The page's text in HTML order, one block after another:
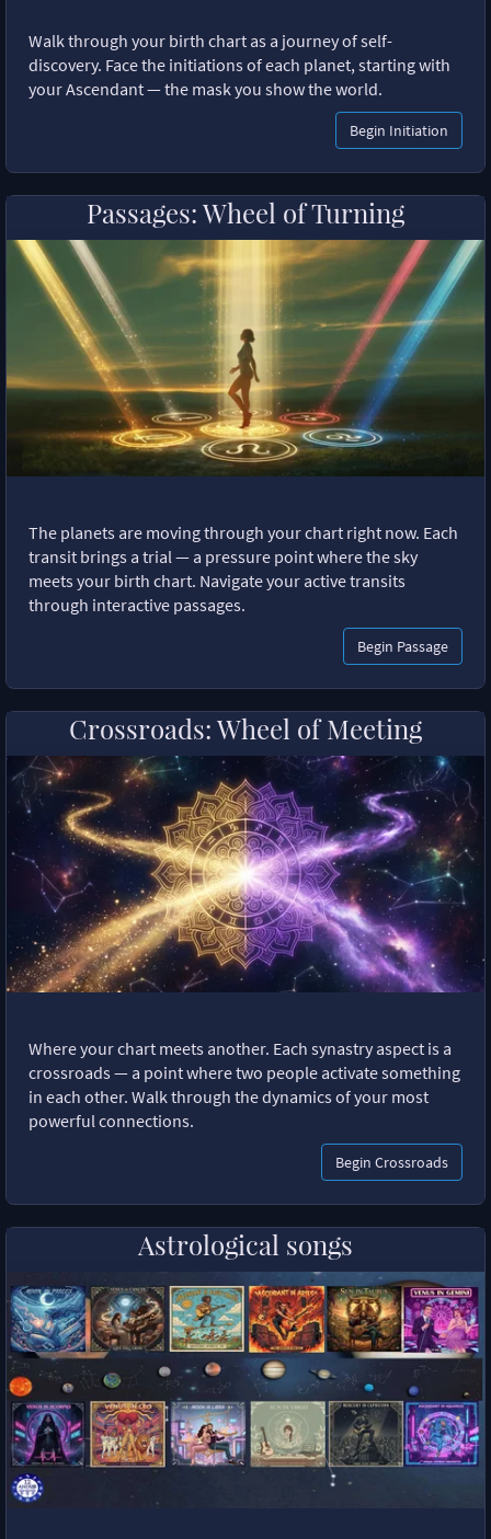
Walk through your birth chart as a journey of self-
discovery. Face the initiations of each planet, starting with
your Ascendant — the mask you show the world.
Begin Initiation
Passages: Wheel of Turning
The planets are moving through your chart right now. Each
transit brings a trial — a pressure point where the sky
meets your birth chart. Navigate your active transits
through interactive passages.
Begin Passage
Crossroads: Wheel of Meeting
Where your chart meets another. Each synastry aspect is a
crossroads — a point where two people activate something
in each other. Walk through the dynamics of your most
powerful connections.
Begin Crossroads
Astrological songs